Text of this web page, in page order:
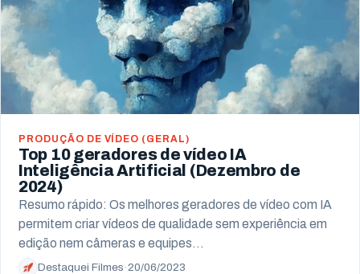
PRODUÇÃO DE VÍDEO (GERAL)
Top 10 geradores de vídeo IA
Inteligência Artificial (Dezembro de
2024)
Resumo rápido: Os melhores geradores de vídeo com IA
permitem criar vídeos de qualidade sem experiência em
edição nem câmeras e equipes…
Destaquei Filmes ·20/06/2023